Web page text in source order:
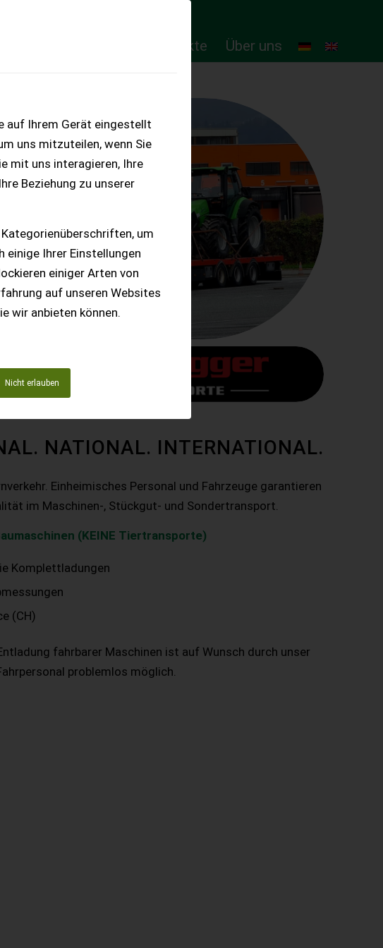
auf Ihrem Gerät eingestellt
uns mitzuteilen, wenn Sie
mit uns interagieren, Ihre
Beziehung zu unserer
um
einige Ihrer Einstellungen
einiger Arten von
auf unseren Websites
wir anbieten können.
Nicht erlauben
Online-Produkte Über uns
NATIONAL. INTERNATIONAL.
Einheimisches Personal und Fahrzeuge garantieren
im Maschinen-, Stückgut- und Sondertransport.
(KEINE Tiertransporte)
Komplettladungen
(CH)
fahrbarer Maschinen ist auf Wunsch durch unser
problemlos möglich.